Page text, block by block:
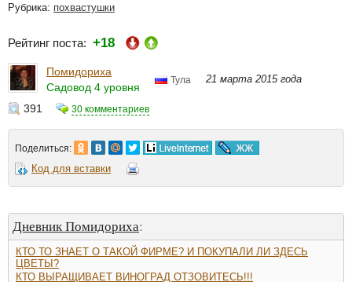
Рубрика: похвастушки
Рейтинг поста: +18
Помидориха
Садовод 4 уровня
Тула 21 марта 2015 года
391 30 комментариев
Поделиться:
Код для вставки
Дневник Помидориха:
КТО ТО ЗНАЕТ О ТАКОЙ ФИРМЕ? И ПОКУПАЛИ ЛИ ЗДЕСЬ
ЦВЕТЫ?
КТО ВЫРАЩИВАЕТ ВИНОГРАД ОТЗОВИТЕСЬ!!!